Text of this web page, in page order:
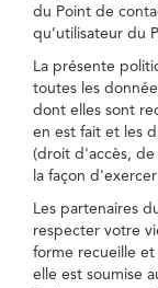
du Point de
qu’utilisateur du
La présente
toutes les
dont elles sont
en est fait et les
(droit d'accès, de
la façon
Les partenaires
respecter votre
forme recueille
elle est soumise